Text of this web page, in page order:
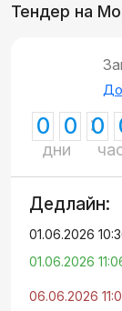
Тендер на
0 0
дни
0
Дедлайн:
01.06.2026
01.06.2026
06.06.2026